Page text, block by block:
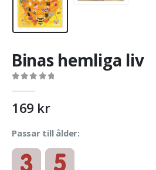
Binas hemliga liv
169 kr
Passar till ålder: